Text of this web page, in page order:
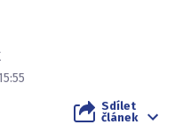
Sdílet
článek